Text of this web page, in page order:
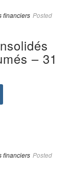
financiers Posted
– 31
financiers Posted